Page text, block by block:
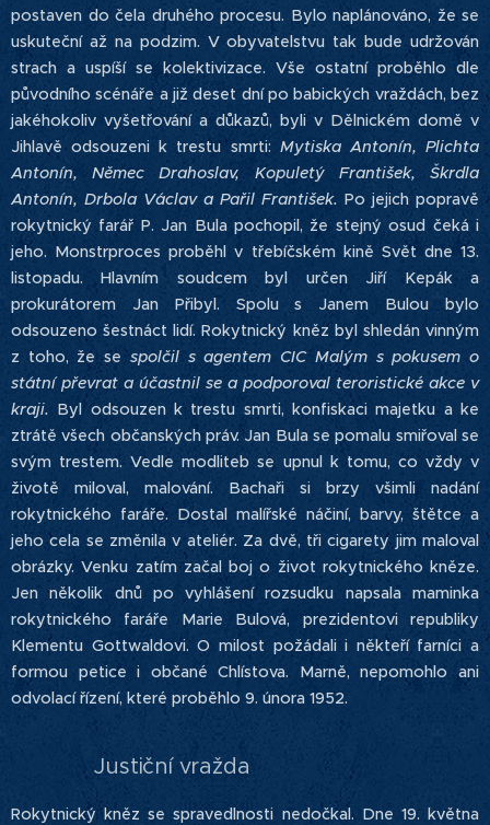
postaven do čela druhého procesu. Bylo naplánováno, že se
uskuteční až na podzim. V obyvatelstvu tak bude udržován
strach a uspíší se kolektivizace. Vše ostatní proběhlo dle
původního scénáře a již deset dní po babických vraždách, bez
jakéhokoliv vyšetřování a důkazů, byli v Dělnickém domě v
Jihlavě odsouzeni k trestu smrti: Mytiska Antonín, Plichta
Antonín, Němec Drahoslav, Kopuletý František, Škrdla
Antonín, Drbola Václav a Pařil František. Po jejich popravě
rokytnický farář P. Jan Bula pochopil, že stejný osud čeká i
jeho. Monstrproces proběhl v třebíčském kině Svět dne 13.
listopadu. Hlavním soudcem byl určen Jiří Kepák a
prokurátorem Jan Přibyl. Spolu s Janem Bulou bylo
odsouzeno šestnáct lidí. Rokytnický kněz byl shledán vinným
z toho, že se spolčil s agentem CIC Malým s pokusem o
státní převrat a účastnil se a podporoval teroristické akce v
kraji. Byl odsouzen k trestu smrti, konfiskaci majetku a ke
ztrátě všech občanských práv. Jan Bula se pomalu smiřoval se
svým trestem. Vedle modliteb se upnul k tomu, co vždy v
životě miloval, malování. Bachaři si brzy všimli nadání
rokytnického faráře. Dostal malířské náčiní, barvy, štětce a
jeho cela se změnila v ateliér. Za dvě, tři cigarety jim maloval
obrázky. Venku zatím začal boj o život rokytnického kněze.
Jen několik dnů po vyhlášení rozsudku napsala maminka
rokytnického faráře Marie Bulová, prezidentovi republiky
Klementu Gottwaldovi. O milost požádali i někteří farníci a
formou petice i občané Chlístova. Marně, nepomohlo ani
odvolací řízení, které proběhlo 9. února 1952.
Justiční vražda
Rokytnický kněz se spravedlnosti nedočkal. Dne 19. května